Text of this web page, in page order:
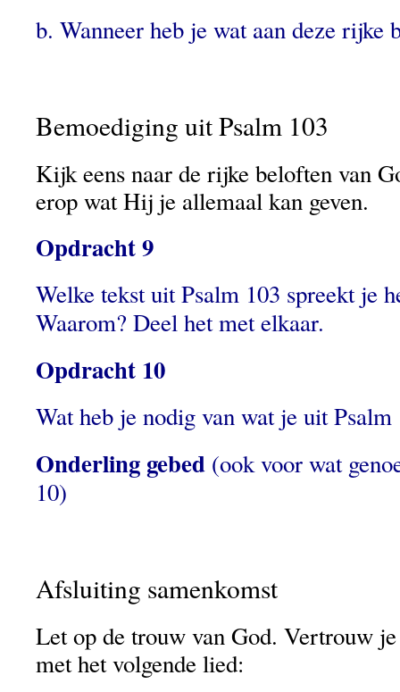
b. Wanneer heb je wat aan deze rijke
Bemoediging uit Psalm 103
Kijk eens naar de rijke beloften van
erop wat Hij je allemaal kan geven.
Opdracht 9
Welke tekst uit Psalm 103 spreekt je
Waarom? Deel het met elkaar.
Opdracht 10
Wat heb je nodig van wat je uit Psalm
Onderling gebed (ook voor wat
10)
Afsluiting samenkomst
Let op de trouw van God. Vertrouw
met het volgende lied: